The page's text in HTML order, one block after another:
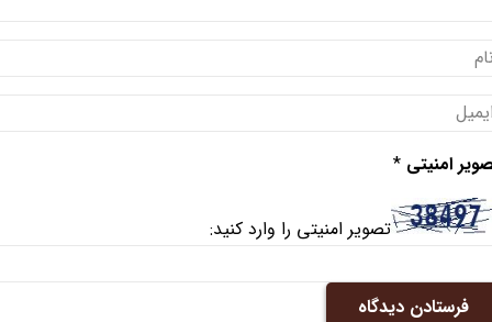
امنیتی *
تصویر امنیتی را وارد کنید:
فرستادن دیدگاه